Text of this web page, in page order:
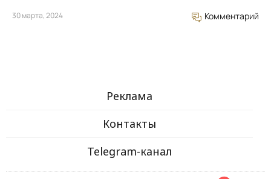
30 марта, 2024 Комментарий
Реклама
Контакты
Telegram-канал